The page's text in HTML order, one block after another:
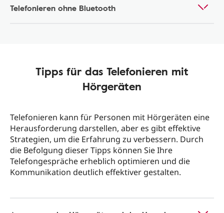
Telefonieren ohne Bluetooth
Tipps für das Telefonieren mit
Hörgeräten
Telefonieren kann für Personen mit Hörgeräten eine
Herausforderung darstellen, aber es gibt effektive
Strategien, um die Erfahrung zu verbessern. Durch
die Befolgung dieser Tipps können Sie Ihre
Telefongespräche erheblich optimieren und die
Kommunikation deutlich effektiver gestalten.